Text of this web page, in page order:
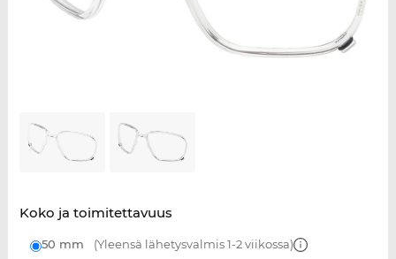
Koko ja toimitettavuus
50 mm (Yleensä lähetysvalmis 1-2 viikossa)